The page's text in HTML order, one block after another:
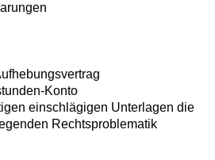
Konto
einschlägigen Unterlagen die
Rechtsproblematik